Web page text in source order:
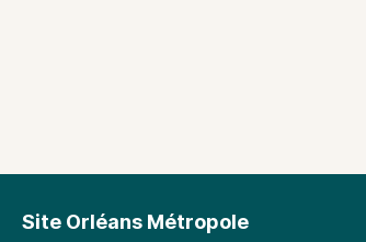
Site Orléans Métropole